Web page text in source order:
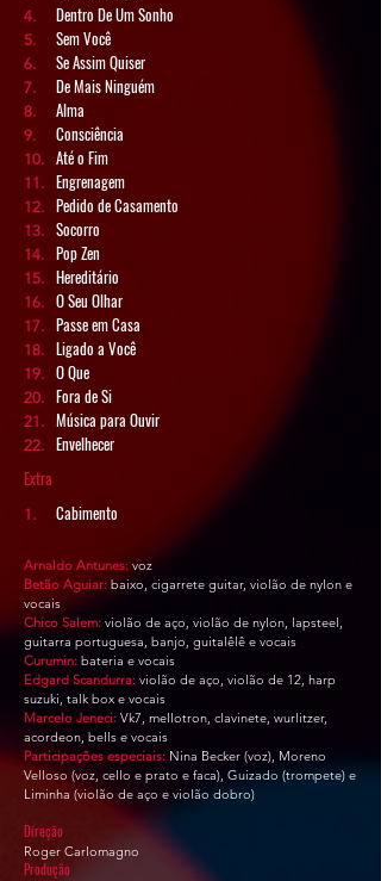
4.
5.
6.
7.
8.
9.
10.
11.
12.
13.
14.
15.
16.
17.
18.
19.
20.
21.
22.
Dentro De Um Sonho
Sem Você
Se Assim Quiser
De Mais Ninguém
Alma
Consciência
Até o Fim
Engrenagem
Pedido de Casamento
Socorro
Pop Zen
Hereditário
O Seu Olhar
Passe em Casa
Ligado a Você
O Que
Fora de Si
Música para Ouvir
Envelhecer
Extra
1. Cabimento
​Arnaldo Antunes: voz
Betão Aguiar: baixo, cigarrete guitar, violão de nylon e
vocais
Chico Salem: violão de aço, violão de nylon, lapsteel,
guitarra portuguesa, banjo, guitalêlê e vocais
Curumin: bateria e vocais
Edgard Scandurra: violão de aço, violão de 12, harp
suzuki, talk box e vocais
Marcelo Jeneci: Vk7, mellotron, clavinete, wurlitzer,
acordeon, bells e vocais
Participações especiais: Nina Becker (voz), Moreno
Velloso (voz, cello e prato e faca), Guizado (trompete) e
Liminha (violão de aço e violão dobro)
Direção
Roger Carlomagno
Produção